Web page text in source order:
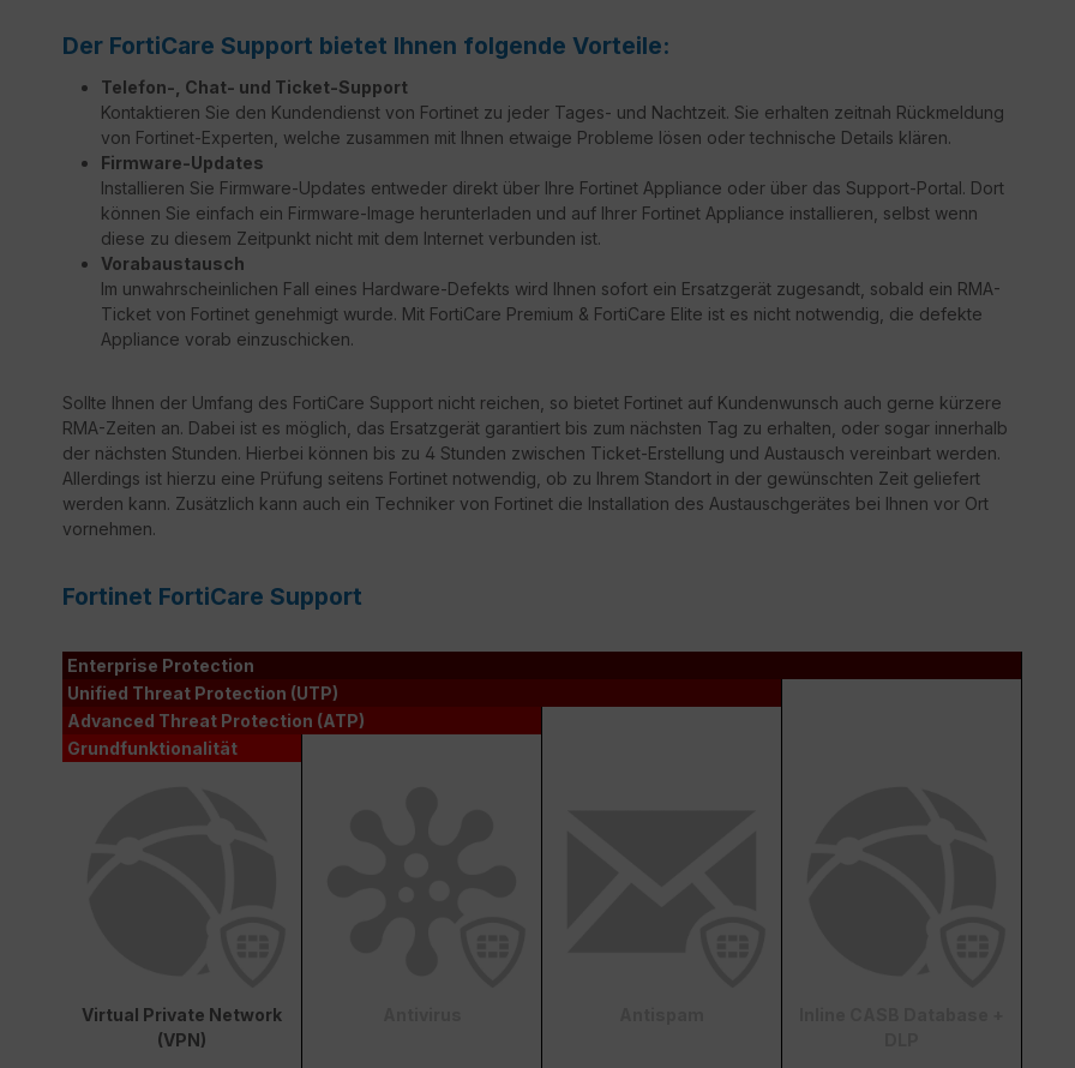
Der FortiCare Support bietet Ihnen folgende Vorteile:
Telefon-, Chat- und Ticket-Support
Kontaktieren Sie den Kundendienst von Fortinet zu jeder Tages- und Nachtzeit. Sie erhalten zeitnah Rückmeldung
von Fortinet-Experten, welche zusammen mit Ihnen etwaige Probleme lösen oder technische Details klären.
Firmware-Updates
Installieren Sie Firmware-Updates entweder direkt über Ihre Fortinet Appliance oder über das Support-Portal. Dort
können Sie einfach ein Firmware-Image herunterladen und auf Ihrer Fortinet Appliance installieren, selbst wenn
diese zu diesem Zeitpunkt nicht mit dem Internet verbunden ist.
Vorabaustausch
Im unwahrscheinlichen Fall eines Hardware-Defekts wird Ihnen sofort ein Ersatzgerät zugesandt, sobald ein RMA-
Ticket von Fortinet genehmigt wurde. Mit FortiCare Premium & FortiCare Elite ist es nicht notwendig, die defekte
Appliance vorab einzuschicken.
Sollte Ihnen der Umfang des FortiCare Support nicht reichen, so bietet Fortinet auf Kundenwunsch auch gerne kürzere
RMA-Zeiten an. Dabei ist es möglich, das Ersatzgerät garantiert bis zum nächsten Tag zu erhalten, oder sogar innerhalb
der nächsten Stunden. Hierbei können bis zu 4 Stunden zwischen Ticket-Erstellung und Austausch vereinbart werden.
Allerdings ist hierzu eine Prüfung seitens Fortinet notwendig, ob zu Ihrem Standort in der gewünschten Zeit geliefert
werden kann. Zusätzlich kann auch ein Techniker von Fortinet die Installation des Austauschgerätes bei Ihnen vor Ort
vornehmen.
Fortinet FortiCare Support
Enterprise Protection
Unified Threat Protection (UTP)
Advanced Threat Protection (ATP)
Grundfunktionalität
Virtual Private Network
(VPN)